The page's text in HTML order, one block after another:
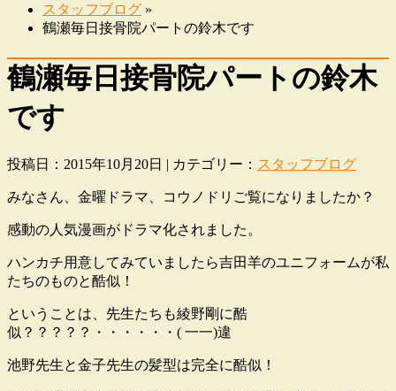
スタッフブログ »
鶴瀬毎日接骨院パートの鈴木です
鶴瀬毎日接骨院パートの鈴木
です
投稿日：2015年10月20日 | カテゴリー： スタッフブログ
みなさん、金曜ドラマ、コウノドリご覧になりましたか？
感動の人気漫画がドラマ化されました。
ハンカチ用意してみていましたら吉田羊のユニフォームが私
たちのものと酷似！
ということは、先生たちも綾野剛に酷
似？？？？？・・・・・・( 一一)違
池野先生と金子先生の髪型は完全に酷似！